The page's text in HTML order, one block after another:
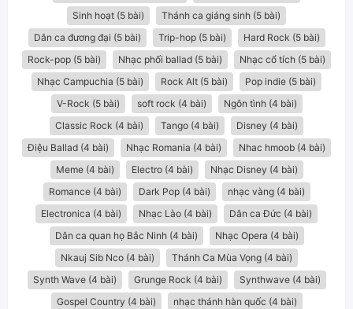
Sinh hoạt (5 bài)
Thánh ca giáng sinh (5 bài)
Dân ca đương đại (5 bài)
Trip-hop (5 bài)
Hard Rock (5 bài)
Rock-pop (5 bài)
Nhạc phối ballad (5 bài)
Nhạc cổ tích (5 bài)
Nhạc Campuchia (5 bài)
Rock Alt (5 bài)
Pop indie (5 bài)
V-Rock (5 bài)
soft rock (4 bài)
Ngôn tình (4 bài)
Classic Rock (4 bài)
Tango (4 bài)
Disney (4 bài)
Điệu Ballad (4 bài)
Nhạc Romania (4 bài)
Nhac hmoob (4 bài)
Meme (4 bài)
Electro (4 bài)
Nhạc Disney (4 bài)
Romance (4 bài)
Dark Pop (4 bài)
nhạc vàng (4 bài)
Electronica (4 bài)
Nhạc Lào (4 bài)
Dân ca Đức (4 bài)
Dân ca quan họ Bắc Ninh (4 bài)
Nhạc Opera (4 bài)
Nkauj Sib Nco (4 bài)
Thánh Ca Mùa Vọng (4 bài)
Synth Wave (4 bài)
Grunge Rock (4 bài)
Synthwave (4 bài)
Gospel Country (4 bài)
nhạc thánh hàn quốc (4 bài)